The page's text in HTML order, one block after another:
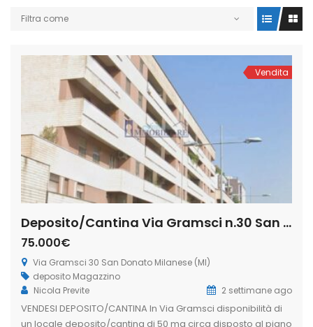
Filtra come
Vendita
Deposito/Cantina Via Gramsci n.30 San Donato Milanese (Rif. SDIFN111 bis)
75.000€
Via Gramsci 30 San Donato Milanese (MI)
deposito Magazzino
Nicola Previte
2 settimane ago
VENDESI DEPOSITO/CANTINA In Via Gramsci disponibilità di
un locale deposito/cantina di 50 mq circa disposto al piano